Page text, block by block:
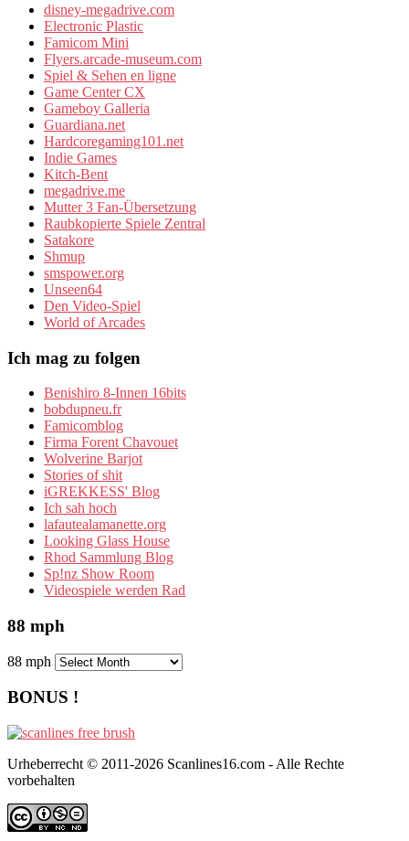
disney-megadrive.com
Electronic Plastic
Famicom Mini
Flyers.arcade-museum.com
Spiel & Sehen en ligne
Game Center CX
Gameboy Galleria
Guardiana.net
Hardcoregaming101.net
Indie Games
Kitch-Bent
megadrive.me
Mutter 3 Fan-Übersetzung
Raubkopierte Spiele Zentral
Satakore
Shmup
smspower.org
Unseen64
Den Video-Spiel
World of Arcades
Ich mag zu folgen
Benishiro 8-Innen 16bits
bobdupneu.fr
Famicomblog
Firma Forent Chavouet
Wolverine Barjot
Stories of shit
iGREKKESS' Blog
Ich sah hoch
lafautealamanette.org
Looking Glass House
Rhod Sammlung Blog
Sp!nz Show Room
Videospiele werden Rad
88 mph
88 mph
BONUS !
Urheberrecht © 2011-2026 Scanlines16.com - Alle Rechte
vorbehalten